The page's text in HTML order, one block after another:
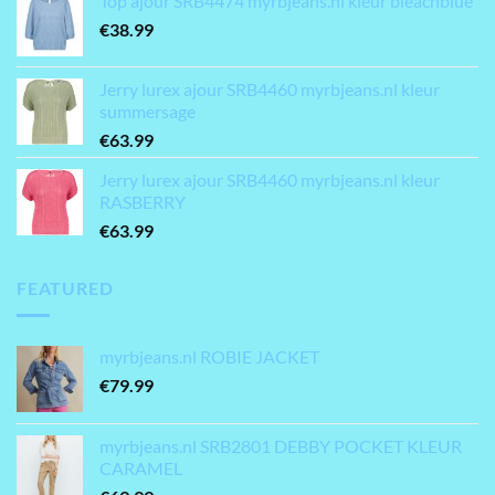
€38.99
Jerry lurex ajour SRB4460 myrbjeans.nl kleur
summersage
€63.99
Jerry lurex ajour SRB4460 myrbjeans.nl kleur
RASBERRY
€63.99
FEATURED
myrbjeans.nl ROBIE JACKET
€79.99
myrbjeans.nl SRB2801 DEBBY POCKET KLEUR
CARAMEL